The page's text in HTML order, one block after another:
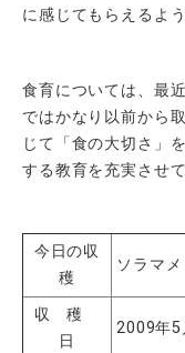
に感じてもらえるよ
食育については、最
ではかなり以前から
じて「食の大切さ」
する教育を充実させ
今日の収
穫
ソラマメ
収 穫
日
2009年5